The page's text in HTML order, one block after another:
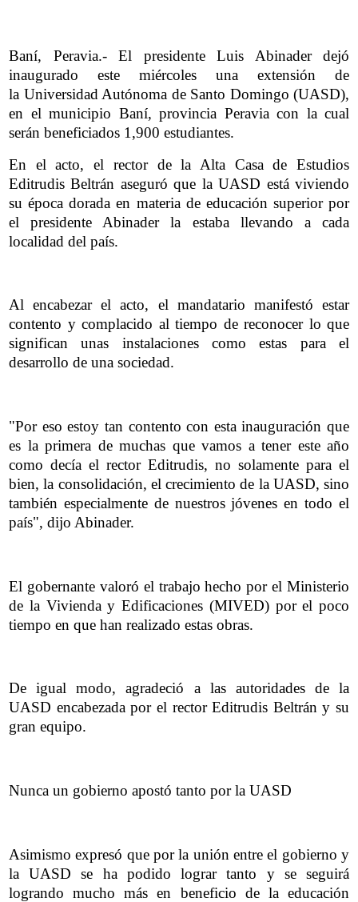
Baní, Peravia.- El presidente Luis Abinader dejó
inaugurado este miércoles una extensión de
la Universidad Autónoma de Santo Domingo (UASD),
en el municipio Baní, provincia Peravia con la cual
serán beneficiados 1,900 estudiantes.
En el acto, el rector de la Alta Casa de Estudios
Editrudis Beltrán aseguró que la UASD está viviendo
su época dorada en materia de educación superior por
el presidente Abinader la estaba llevando a cada
localidad del país.
Al encabezar el acto, el mandatario manifestó estar
contento y complacido al tiempo de reconocer lo que
significan unas instalaciones como estas para el
desarrollo de una sociedad.
"Por eso estoy tan contento con esta inauguración que
es la primera de muchas que vamos a tener este año
como decía el rector Editrudis, no solamente para el
bien, la consolidación, el crecimiento de la UASD, sino
también especialmente de nuestros jóvenes en todo el
país", dijo Abinader.
El gobernante valoró el trabajo hecho por el Ministerio
de la Vivienda y Edificaciones (MIVED) por el poco
tiempo en que han realizado estas obras.
De igual modo, agradeció a las autoridades de la
UASD encabezada por el rector Editrudis Beltrán y su
gran equipo.
Nunca un gobierno apostó tanto por la UASD
Asimismo expresó que por la unión entre el gobierno y
la UASD se ha podido lograr tanto y se seguirá
logrando mucho más en beneficio de la educación